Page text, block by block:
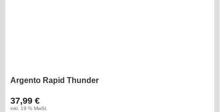
Argento Rapid Thunder
37,99 €
inkl. 19 % MwSt.